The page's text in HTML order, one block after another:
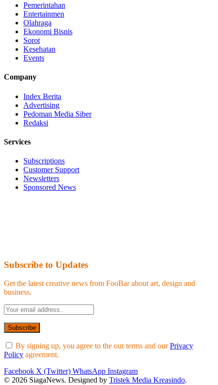
Pemerintahan
Entertainmen
Olahraga
Ekonomi Bisnis
Sorot
Kesehatan
Events
Company
Index Berita
Advertising
Pedoman Media Siber
Redaksi
Services
Subscriptions
Customer Support
Newsletters
Sponsored News
Subscribe to Updates
Get the latest creative news from FooBar about art, design and
business.
By signing up, you agree to the our terms and ourPrivacy
Policy agreement.
Facebook X (Twitter) WhatsApp Instagram
© 2026 SiagaNews. Designed by Tristek Media Kreasindo.